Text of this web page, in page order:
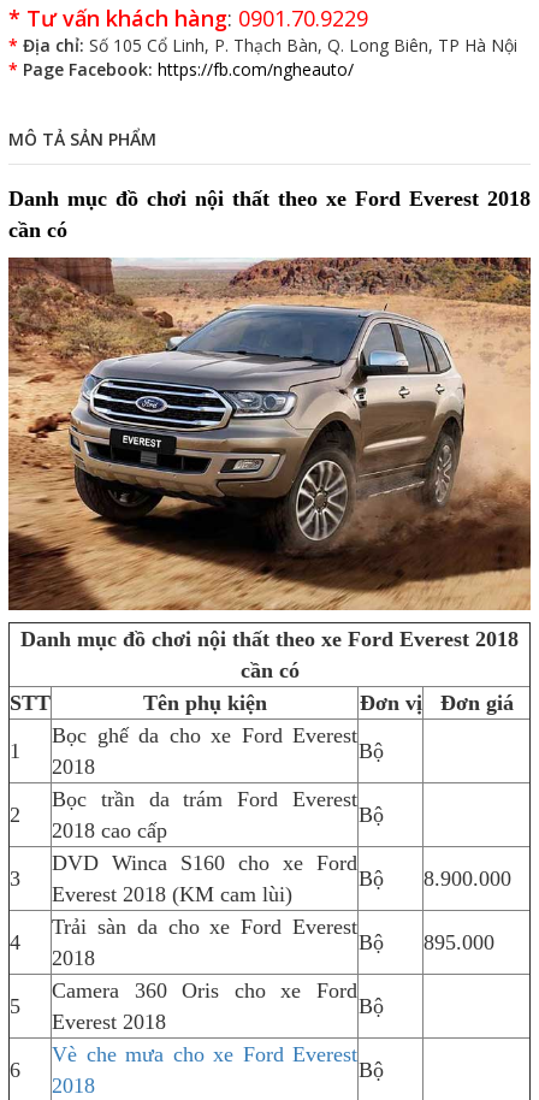
* Tư vấn khách hàng: 0901.70.9229
* Địa chỉ: Số 105 Cổ Linh, P. Thạch Bàn, Q. Long Biên, TP Hà Nội
* Page Facebook: https://fb.com/ngheauto/
MÔ TẢ SẢN PHẨM
Danh mục đồ chơi nội thất theo xe Ford Everest 2018
cần có
Danh mục đồ chơi nội thất theo xe Ford Everest 2018
cần có
STT
Tên phụ kiện Đơn vị
Đơn giá
1
Bọc ghế da cho xe Ford Everest
2018
Bộ
2
Bọc trần da trám Ford Everest
2018 cao cấp
Bộ
3
DVD Winca S160 cho xe Ford
Everest 2018 (KM cam lùi)
Bộ 8.900.000
4
Trải sàn da cho xe Ford Everest
2018
Bộ 895.000
5
Camera 360 Oris cho xe Ford
Everest 2018
Bộ
6
Vè che mưa cho xe Ford Everest
2018
Bộ